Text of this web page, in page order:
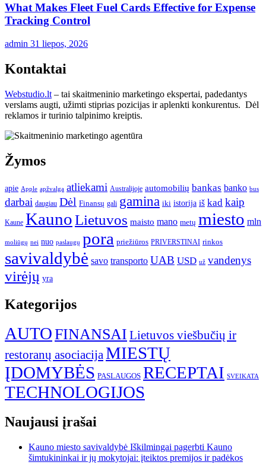
What Makes Fleet Fuel Cards Effective for Expense
Tracking Control
admin 31 liepos, 2026
Kontaktai
Webstudio.lt – tai skaitmeninio marketingo ekspertai, padedantys
verslams augti, užimti stiprias pozicijas ir aplenkti konkurentus. Dėl
reklamos ir turinio talpinimo kreiptis.
Žymos
apie Apple apžvalga atliekami Australijoje automobilių bankas banko bus
darbai daugiau Dėl Finansų gali gamina iki istorija iš kad kaip
Kaune KaunoLietuvos maisto mano metų miesto mln
moliūgų nei nuo paslaugų pora priežiūros PRIVERSTINAI rinkos
savivaldybė savo transporto UAB USD už vandenys
virėjų yra
Kategorijos
AUTOFINANSAI Lietuvos viešbučių ir
restoranų asociacijaMIESTŲ
ĮDOMYBĖS PASLAUGOS RECEPTAI SVEIKATA
TECHNOLOGIJOS
Naujausi įrašai
Kauno miesto savivaldybė Iškilmingai pagerbti Kauno
šimtukininkai ir jų mokytojai: įteiktos premijos ir padėkos